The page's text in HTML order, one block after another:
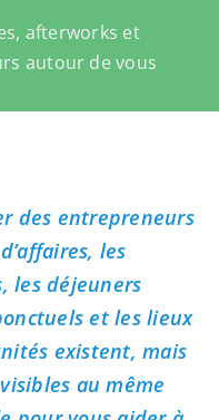
afterworks et
autour de vous
des entrepreneurs
les
les déjeuners
et les lieux
existent, mais
au même